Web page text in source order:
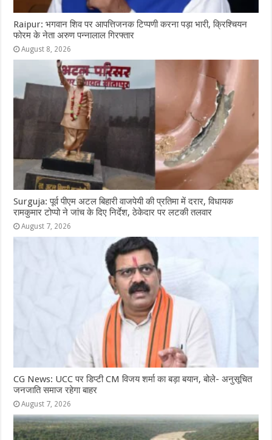
Raipur: भगवान शिव पर आपत्तिजनक टिप्पणी करना पड़ा भारी, क्रिश्चियन
फोरम के नेता अरुण पन्नालाल गिरफ्तार
August 8, 2026
Surguja: पूर्व पीएम अटल बिहारी वाजपेयी की प्रतिमा में दरार, विधायक
रामकुमार टोप्पो ने जांच के दिए निर्देश, ठेकेदार पर लटकी तलवार
August 7, 2026
CG News: UCC पर डिप्टी CM विजय शर्मा का बड़ा बयान, बोले- अनुसूचित
जनजाति समाज रहेगा बाहर
August 7, 2026